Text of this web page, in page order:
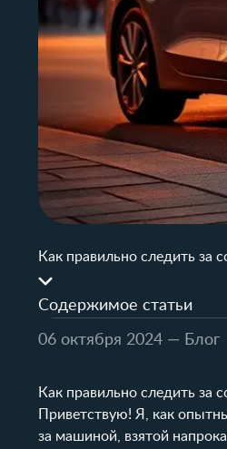
Как правильно следить за
Содержимое статьи
06 октября 2024 — Блог
Как правильно следить за
Приветствую! Я, как
за машиной, взятой